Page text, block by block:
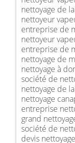
nettoyage de
nettoyeur
entreprise de
nettoyeur
entreprise de
nettoyage de
nettoyage à
société de
nettoyage de
nettoyage
entreprise
grand
société de
devis